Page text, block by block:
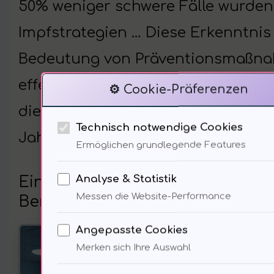
50% weniger schwere Fälle
Impfstrategien … Diese
Bedeutung von
effektiv sind diese neuen
die nächste Expertin, die
Jahre), dazu sagen wird.
Einblick in die medizinische
Bergmann
⚙️ Cookie-Präferenzen
Technisch notwendige Cookies
Ermöglichen grundlegende Features
Analyse & Statistik
Messen die Website-Performance
Angepasste Cookies
Merken sich Ihre Auswahl